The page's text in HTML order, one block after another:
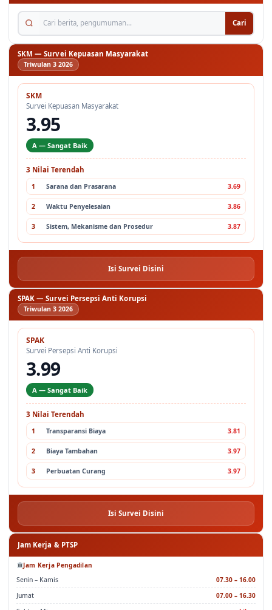
Cari berita, pengumuman...
Cari
SKM — Survei Kepuasan Masyarakat
Triwulan 3 2026
SKM
Survei Kepuasan Masyarakat
3.95
A — Sangat Baik
3 Nilai Terendah
1 Sarana dan Prasarana 3.69
2 Waktu Penyelesaian 3.86
3 Sistem, Mekanisme dan Prosedur 3.87
Isi Survei Disini
SPAK — Survei Persepsi Anti Korupsi
Triwulan 3 2026
SPAK
Survei Persepsi Anti Korupsi
3.99
A — Sangat Baik
3 Nilai Terendah
1 Transparansi Biaya 3.81
2 Biaya Tambahan 3.97
3 Perbuatan Curang 3.97
Isi Survei Disini
Jam Kerja & PTSP
Jam Kerja Pengadilan
Senin – Kamis
07.30 – 16.00
Jumat
07.00 – 16.30